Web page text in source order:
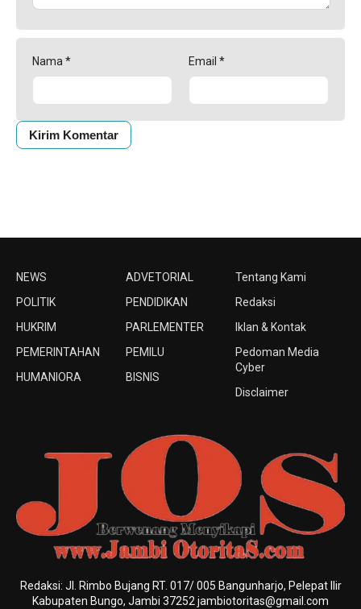
Nama * Email *
NEWS
POLITIK
HUKRIM
PEMERINTAHAN
HUMANIORA
ADVETORIAL
PENDIDIKAN
PARLEMENTER
PEMILU
BISNIS
Tentang Kami
Redaksi
Iklan & Kontak
Pedoman Media
Cyber
Disclaimer
Redaksi: Jl. Rimbo Bujang RT. 017/ 005 Bangunharjo, Pelepat Ilir
Kabupaten Bungo, Jambi 37252 jambiotoritas@gmail.com